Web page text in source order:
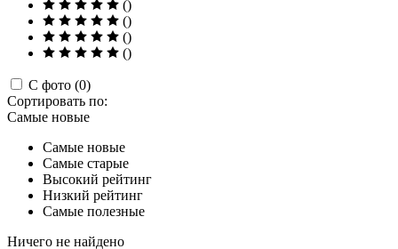
()
()
()
()
С фото (0)
Сортировать по:
Самые новые
Самые новые
Самые старые
Высокий рейтинг
Низкий рейтинг
Самые полезные
Ничего не найдено